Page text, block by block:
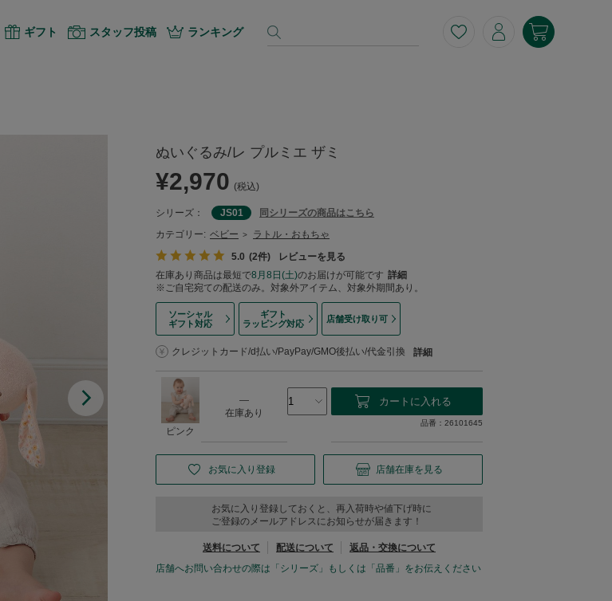
ギフト スタッフ投稿 ランキング
ぬいぐるみ/レ プルミエ ザミ
¥2,970 (税込)
シリーズ： JS01
同シリーズの商品はこちら
カテゴリー: ベビー >
ラトル・おもちゃ
5.0
2
レビューを見る
在庫あり商品は最短で8月8日(土)のお届けが可能です 詳細
※ご自宅宛ての配送のみ。対象外アイテム、対象外期間あり。
ソーシャル
ギフト対応
ギフト
ラッピング対応
店舗受け取り可
クレジットカード/d払い/PayPay/GMO後払い/代金引換 詳細
ピンク
―
在庫あり
品番：26101645
お気に入り登録 店舗在庫を見る
お気に入り登録しておくと、再入荷時や値下げ時に
ご登録のメールアドレスにお知らせが届きます！
送料について 配送について
返品・交換について
店舗へお問い合わせの際は「シリーズ」もしくは「品番」をお伝えください